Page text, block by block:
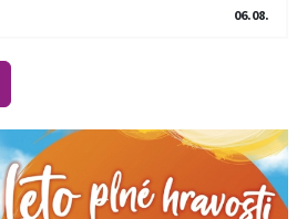
06.08.